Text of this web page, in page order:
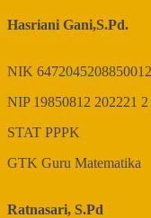
Hasriani Gani,S.Pd.
NIK 6472045208850012
NIP 19850812 202221
STAT PPPK
GTK Guru Matematika
Ratnasari, S.Pd